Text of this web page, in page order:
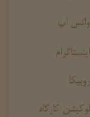
اینستاگرام
روبیکا
واتس اپ
لوکیشن کارگاه